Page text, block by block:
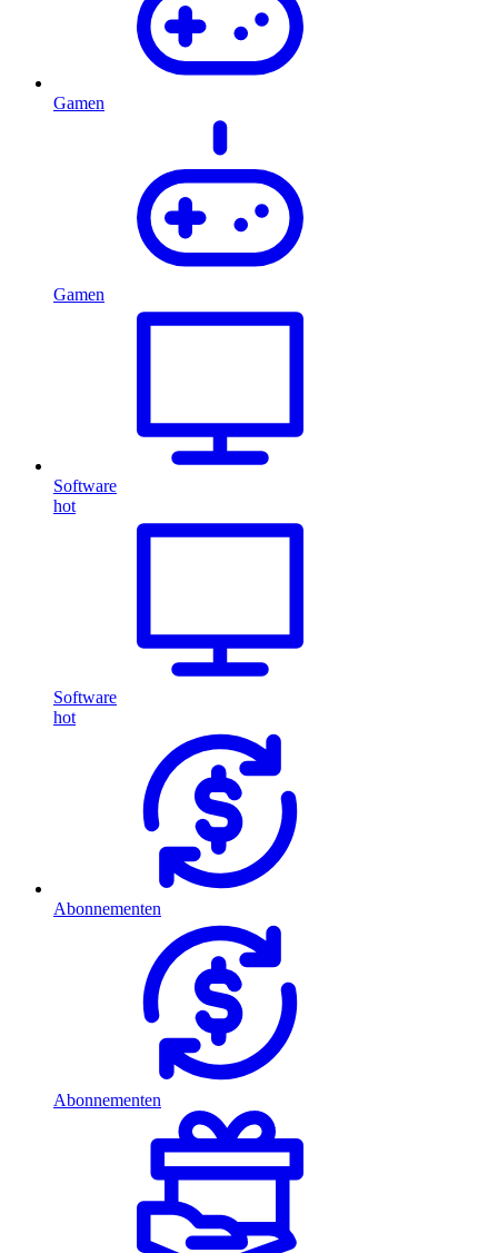
Gamen
Gamen
Software
hot
Software
hot
Abonnementen
Abonnementen